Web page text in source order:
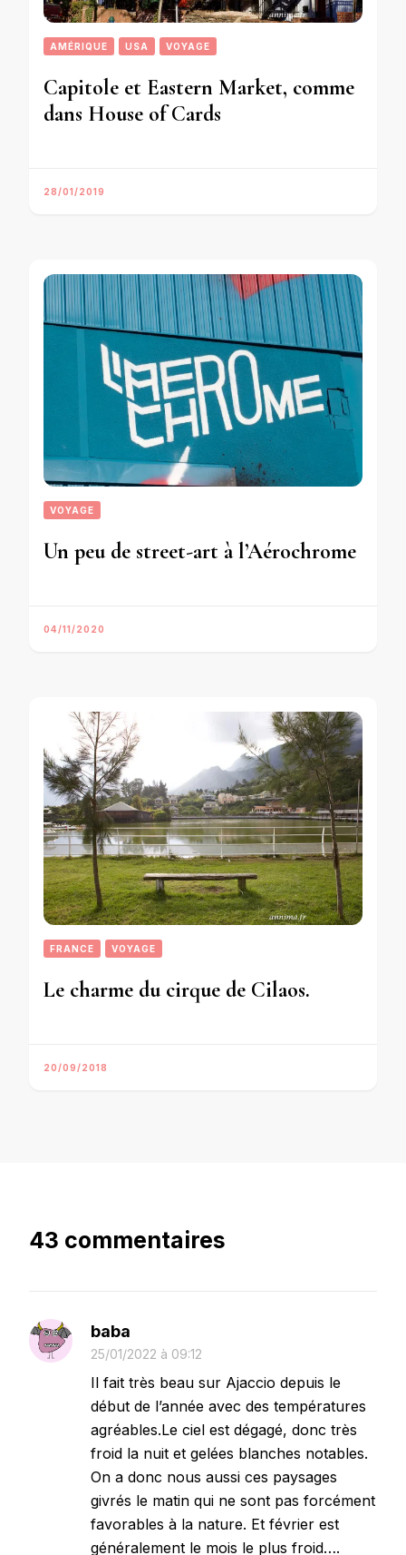
AMÉRIQUE USA VOYAGE
Capitole et Eastern Market, comme
dans House of Cards
28/01/2019
VOYAGE
Un peu de street-art à l’Aérochrome
04/11/2020
FRANCE VOYAGE
Le charme du cirque de Cilaos.
20/09/2018
43 commentaires
baba
25/01/2022 à 09:12
Il fait très beau sur Ajaccio depuis le
début de l’année avec des températures
agréables.Le ciel est dégagé, donc très
froid la nuit et gelées blanches notables.
On a donc nous aussi ces paysages
givrés le matin qui ne sont pas forcément
favorables à la nature. Et février est
généralement le mois le plus froid….